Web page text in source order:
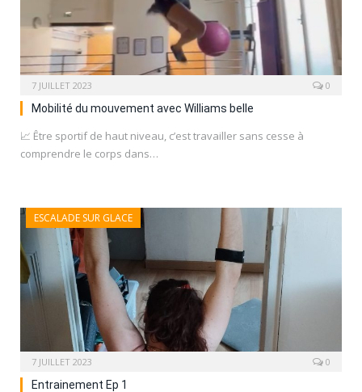
7 JUILLET 2023 0
Mobilité du mouvement avec Williams belle
📈 Être sportif de haut niveau, c’est travailler sans cesse à
comprendre le corps dans…
ESCALADE SUR GLACE
7 JUILLET 2023 0
Entrainement Ep 1